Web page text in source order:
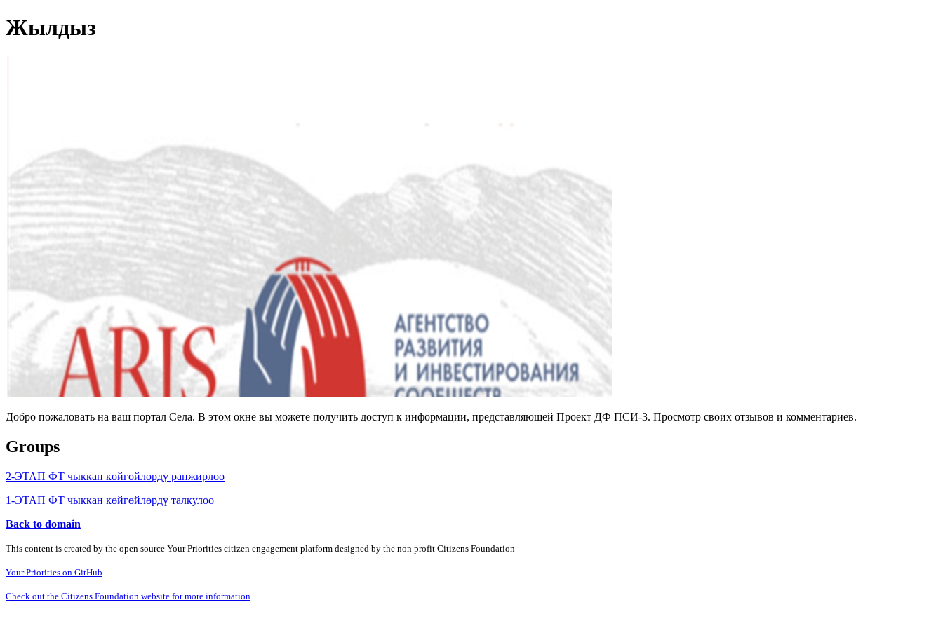
Жылдыз
Добро пожаловать на ваш портал Села. В этом окне вы можете получить доступ к информации, представляющей Проект ДФ ПСИ-3. Просмотр своих отзывов и комментариев.
Groups
2-ЭТАП ФТ чыккан көйгөйлөрдү ранжирлөө
1-ЭТАП ФТ чыккан көйгөйлөрдү талкулоо
Back to domain
This content is created by the open source Your Priorities citizen engagement platform designed by the non profit Citizens Foundation
Your Priorities on GitHub
Check out the Citizens Foundation website for more information